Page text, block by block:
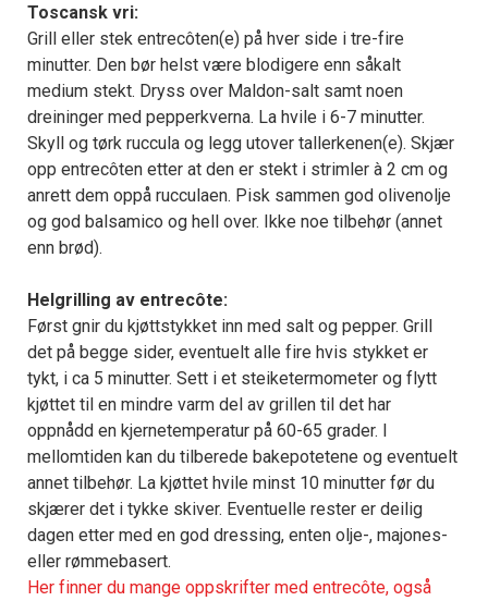
Toscansk vri:
Grill eller stek entrecôten(e) på hver side i tre-fire
minutter. Den bør helst være blodigere enn såkalt
medium stekt. Dryss over Maldon-salt samt noen
dreininger med pepperkverna. La hvile i 6-7 minutter.
Skyll og tørk ruccula og legg utover tallerkenen(e). Skjær
opp entrecôten etter at den er stekt i strimler à 2 cm og
anrett dem oppå rucculaen. Pisk sammen god olivenolje
og god balsamico og hell over. Ikke noe tilbehør (annet
enn brød).
Helgrilling av entrecôte:
Først gnir du kjøttstykket inn med salt og pepper. Grill
det på begge sider, eventuelt alle fire hvis stykket er
tykt, i ca 5 minutter. Sett i et steiketermometer og flytt
kjøttet til en mindre varm del av grillen til det har
oppnådd en kjernetemperatur på 60-65 grader. I
mellomtiden kan du tilberede bakepotetene og eventuelt
annet tilbehør. La kjøttet hvile minst 10 minutter før du
skjærer det i tykke skiver. Eventuelle rester er deilig
dagen etter med en god dressing, enten olje-, majones-
eller rømmebasert.
Her finner du mange oppskrifter med entrecôte, også